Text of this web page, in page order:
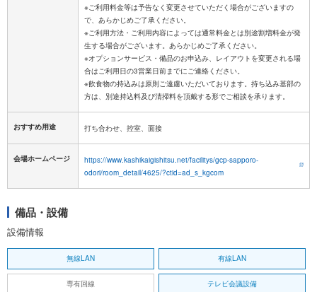
※ご利用料金等は予告なく変更させていただく場合がございますの
で、あらかじめご了承ください。
※ご利用方法・ご利用内容によっては通常料金とは別途割増料金が発
生する場合がございます。あらかじめご了承ください。
※オプションサービス・備品のお申込み、レイアウトを変更される場
合はご利用日の3営業日前までにご連絡ください。
※飲食物の持込みは原則ご遠慮いただいております。持ち込み基部の
おすすめ用途 打ち合わせ、控室、面接
会場ホームページ
https://www.kashikaigishitsu.net/facilitys/gcp-sapporo-
odori/room_detail/4625/?ctid=ad_s_kgcom
備品・設備
設備情報
無線LAN 有線LAN
専有回線 テレビ会議設備